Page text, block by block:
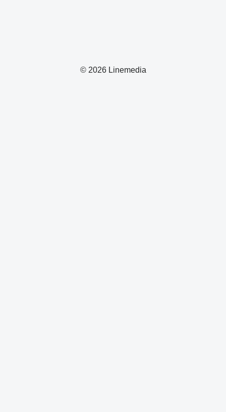
© 2026 Linemedia